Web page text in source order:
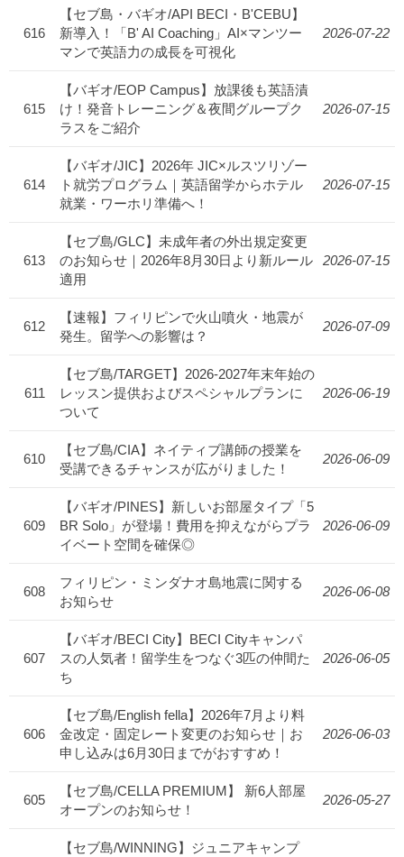
616
【セブ島・バギオ/API BECI・B'CEBU】
新導入！「B' AI Coaching」AI×マンツー
マンで英語力の成長を可視化
2026-07-22
615
【バギオ/EOP Campus】放課後も英語漬
け！発音トレーニング＆夜間グループク
ラスをご紹介
2026-07-15
614
【バギオ/JIC】2026年 JIC×ルスツリゾー
ト就労プログラム｜英語留学からホテル
就業・ワーホリ準備へ！
2026-07-15
613
【セブ島/GLC】未成年者の外出規定変更
のお知らせ｜2026年8月30日より新ルール
適用
2026-07-15
612
【速報】フィリピンで火山噴火・地震が
発生。留学への影響は？
2026-07-09
611
【セブ島/TARGET】2026-2027年末年始の
レッスン提供およびスペシャルプランに
ついて
2026-06-19
610
【セブ島/CIA】ネイティブ講師の授業を
受講できるチャンスが広がりました！
2026-06-09
609
【バギオ/PINES】新しいお部屋タイプ「5
BR Solo」が登場！費用を抑えながらプラ
イベート空間を確保◎
2026-06-09
608
フィリピン・ミンダナオ島地震に関する
お知らせ
2026-06-08
607
【バギオ/BECI City】BECI Cityキャンパ
スの人気者！留学生をつなぐ3匹の仲間た
ち
2026-06-05
606
【セブ島/English fella】2026年7月より料
金改定・固定レート変更のお知らせ｜お
申し込みは6月30日までがおすすめ！
2026-06-03
605
【セブ島/CELLA PREMIUM】 新6人部屋
オープンのお知らせ！
2026-05-27
【セブ島/WINNING】ジュニアキャンプ